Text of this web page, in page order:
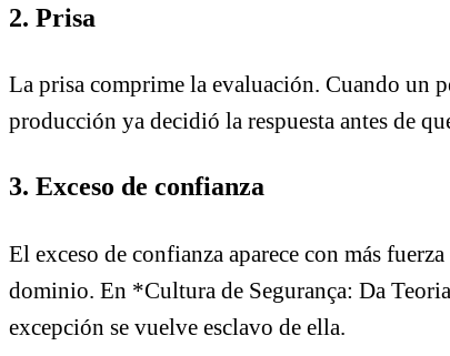
2. Prisa
La prisa comprime la evaluación. Cuando un
producción ya decidió la respuesta antes de
3. Exceso de confianza
El exceso de confianza aparece con más
dominio. En *Cultura de Segurança: Da
excepción se vuelve esclavo de ella.